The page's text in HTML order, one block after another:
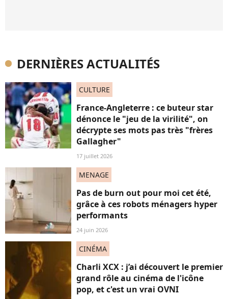
DERNIÈRES ACTUALITÉS
CULTURE
France-Angleterre : ce buteur star
dénonce le "jeu de la virilité", on
décrypte ses mots pas très "frères
Gallagher"
17 juillet 2026
MENAGE
Pas de burn out pour moi cet été,
grâce à ces robots ménagers hyper
performants
24 juin 2026
CINÉMA
Charli XCX : j’ai découvert le premier
grand rôle au cinéma de l'icône
pop, et c'est un vrai OVNI